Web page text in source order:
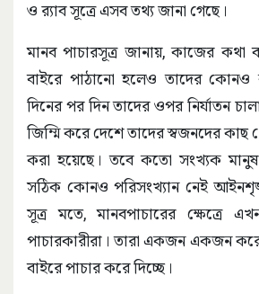
ও র‌্যাব সূত্রে এসব তথ্য জানা গেছে।
মানব পাচারসূত্র জানায়, কাজের কথা
বাইরে পাঠানো হলেও তাদের কোনও
দিনের পর দিন তাদের ওপর নির্যাতন
জিম্মি করে দেশে তাদের স্বজনদের
করা হয়েছে। তবে কতো সংখ্যক মানুষ
সঠিক কোনও পরিসংখ্যান নেই
সূত্র মতে, মানবপাচারের ক্ষেত্রে
পাচারকারীরা। তারা একজন একজন
বাইরে পাচার করে দিচ্ছে।